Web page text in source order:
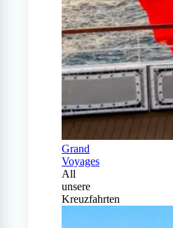
Grand
Voyages
All
unsere
Kreuzfahrten